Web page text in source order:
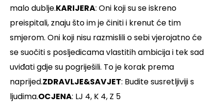
malo dublje.KARIJERA: Oni koji su se iskreno
preispitali, znaju što im je činiti i krenut će tim
smjerom. Oni koji nisu razmislili o sebi vjerojatno će
se suočiti s posljedicama vlastitih ambicija i tek sad
uviđati gdje su pogriješili. To je korak prema
naprijed.ZDRAVLJE&SAVJET: Budite susretljiviji s
ljudima.OCJENA: LJ 4, K 4, Z 5